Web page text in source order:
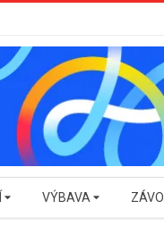
VÝBAVA